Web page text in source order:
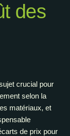
des
crucial pour
selon la
matériaux, et
de prix pour